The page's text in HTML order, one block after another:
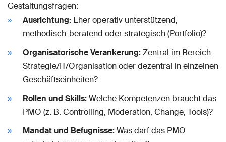
Gestaltungsfragen:
Ausrichtung: Eher operativ unterstützend,
methodisch-beratend oder strategisch (Portfolio)?
Organisatorische Verankerung:Zentral im Bereich
Strategie/IT/Organisation oder dezentral in einzelnen
Geschäftseinheiten?
Rollen und Skills:Welche Kompetenzen braucht das
PMO (z. B. Controlling, Moderation, Change, Tools)?
Mandat und Befugnisse:Was darf das PMO